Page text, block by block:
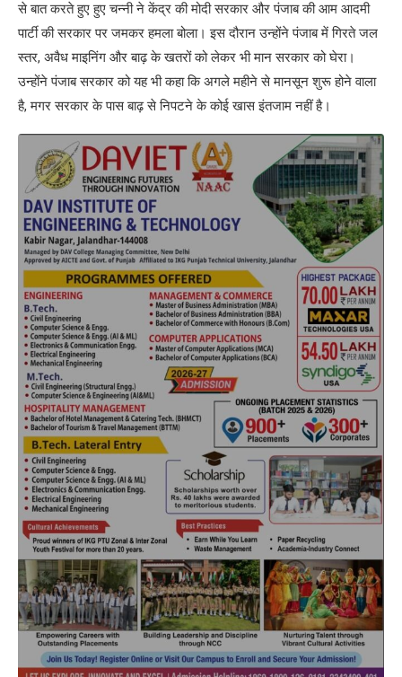
से बात करते हुए हुए चन्नी ने केंद्र की मोदी सरकार और पंजाब की आम आदमी
पार्टी की सरकार पर जमकर हमला बोला। इस दौरान उन्होंने पंजाब में गिरते जल
स्तर, अवैध माइनिंग और बाढ़ के खतरों को लेकर भी मान सरकार को घेरा।
उन्होंने पंजाब सरकार को यह भी कहा कि अगले महीने से मानसून शुरू होने वाला
है, मगर सरकार के पास बाढ़ से निपटने के कोई खास इंतजाम नहीं है।